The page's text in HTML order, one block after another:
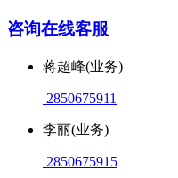
咨询在线客服
蒋超峰(业务)
2850675911
李丽(业务)
2850675915